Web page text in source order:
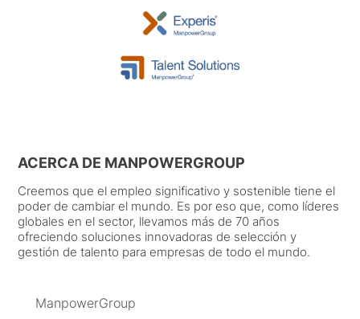
ACERCA DE MANPOWERGROUP
Creemos que el empleo significativo y sostenible tiene el
poder de cambiar el mundo. Es por eso que, como líderes
globales en el sector, llevamos más de 70 años
ofreciendo soluciones innovadoras de selección y
gestión de talento para empresas de todo el mundo.
ManpowerGroup